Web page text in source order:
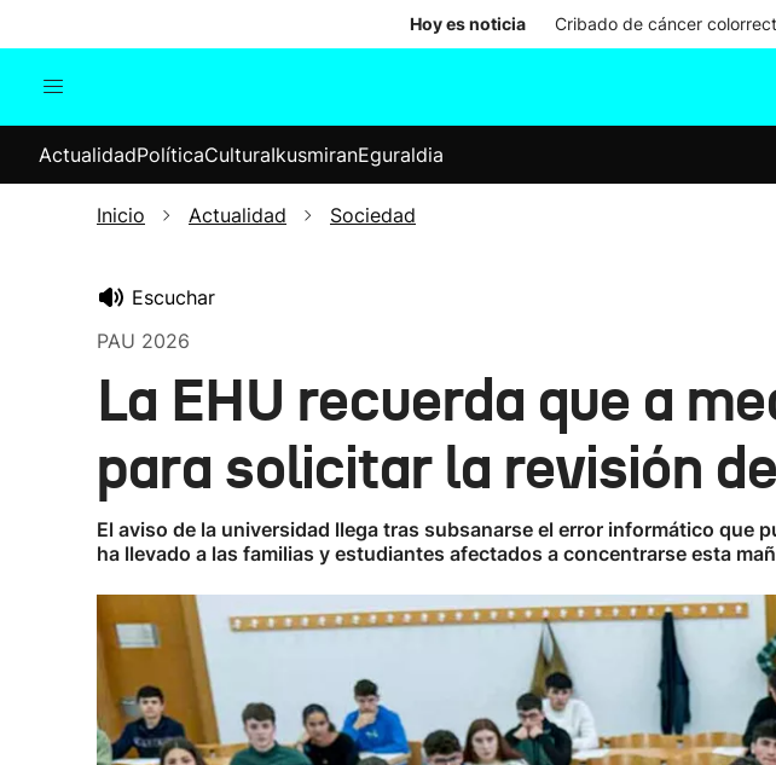
Hoy es noticia Cribado de cáncer
Internacional
Elecciones
ActualidadPolíticaCulturaIkusmiranEguraldia
Inicio Actualidad Sociedad
Escuchar
PAU 2026
La EHU recuerda que a
para solicitar la revisión
El aviso de la universidad llega tras subsanarse el error informático que
ha llevado a las familias y estudiantes afectados a concentrarse esta